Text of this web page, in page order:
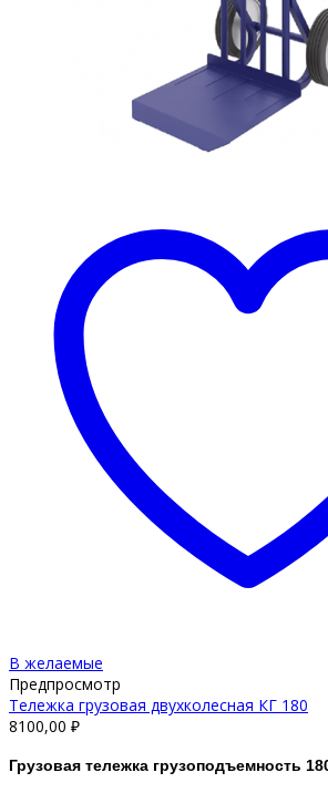
В желаемые
Предпросмотр
Тележка грузовая двухколесная КГ 180
8100,00 ₽
Грузовая тележка грузоподъемность